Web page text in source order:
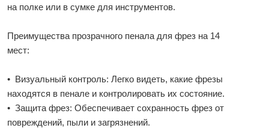
на полке или в сумке для инструментов.
Преимущества прозрачного пенала для фрез на 14
мест:
• Визуальный контроль: Легко видеть, какие фрезы
находятся в пенале и контролировать их состояние.
• Защита фрез: Обеспечивает сохранность фрез от
повреждений, пыли и загрязнений.